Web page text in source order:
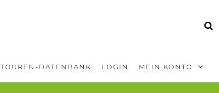
TOUREN-DATENBANK LOGIN MEIN KONTO